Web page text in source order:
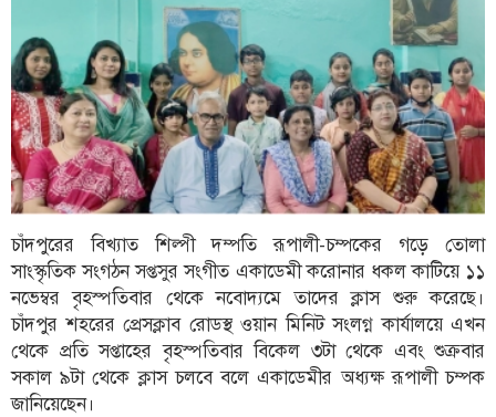
ফিচার
সম্পাদকীয়
অন্যান্য
আইন-
আদালত
উপ-
সম্পাদকীয়
কৃষি
ও
প্রকৃতি
অপরাধ
চাঁদপুরের বিখ্যাত শিল্পী দম্পতি রূপালী-চম্পকের গড়ে তোলা
সাংস্কৃতিক সংগঠন সপ্তসুর সংগীত একাডেমী করোনার ধকল কাটিয়ে ১১
নভেম্বর বৃহস্পতিবার থেকে নবোদ্যমে তাদের ক্লাস শুরু করেছে।
চাঁদপুর শহরের প্রেসক্লাব রোডস্থ ওয়ান মিনিট সংলগ্ন কার্যালয়ে এখন
থেকে প্রতি সপ্তাহের বৃহস্পতিবার বিকেল ৩টা থেকে এবং শুক্রবার
সকাল ৯টা থেকে ক্লাস চলবে বলে একাডেমীর অধ্যক্ষ রূপালী চম্পক
জানিয়েছেন।